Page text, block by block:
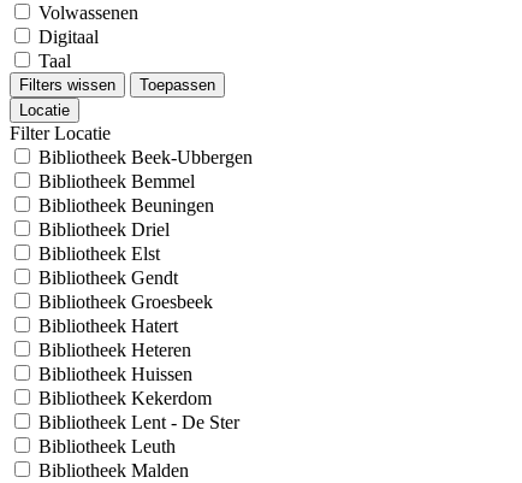
Volwassenen
Digitaal
Taal
Filters wissen
Toepassen
Locatie
Filter Locatie
Bibliotheek Beek-Ubbergen
Bibliotheek Bemmel
Bibliotheek Beuningen
Bibliotheek Driel
Bibliotheek Elst
Bibliotheek Gendt
Bibliotheek Groesbeek
Bibliotheek Hatert
Bibliotheek Heteren
Bibliotheek Huissen
Bibliotheek Kekerdom
Bibliotheek Lent - De Ster
Bibliotheek Leuth
Bibliotheek Malden